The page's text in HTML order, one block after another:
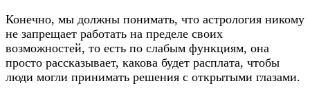
Конечно, мы должны понимать, что астрология никому
не запрещает работать на пределе своих
возможностей, то есть по слабым функциям, она
просто рассказывает, какова будет расплата, чтобы
люди могли принимать решения с открытыми глазами.